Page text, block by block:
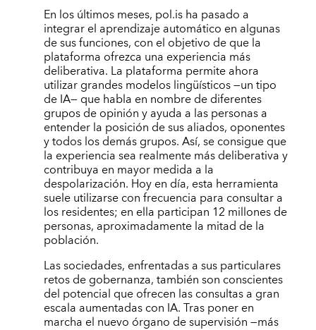
En los últimos meses, pol.is ha pasado a
integrar el aprendizaje automático en algunas
de sus funciones, con el objetivo de que la
plataforma ofrezca una experiencia más
deliberativa. La plataforma permite ahora
utilizar grandes modelos lingüísticos —un tipo
de IA— que habla en nombre de diferentes
grupos de opinión y ayuda a las personas a
entender la posición de sus aliados, oponentes
y todos los demás grupos. Así, se consigue que
la experiencia sea realmente más deliberativa y
contribuya en mayor medida a la
despolarización. Hoy en día, esta herramienta
suele utilizarse con frecuencia para consultar a
los residentes; en ella participan 12 millones de
personas, aproximadamente la mitad de la
población.
Las sociedades, enfrentadas a sus particulares
retos de gobernanza, también son conscientes
del potencial que ofrecen las consultas a gran
escala aumentadas con IA. Tras poner en
marcha el nuevo órgano de supervisión —más